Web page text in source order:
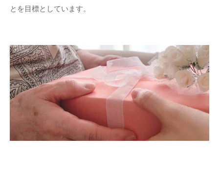
とを目標としています。